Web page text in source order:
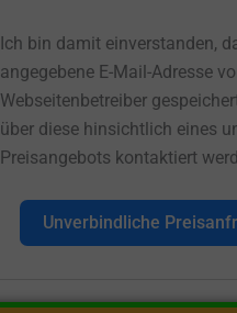
Ich bin damit einverstanden,
angegebene E-Mail-Adresse
Webseitenbetreiber
über diese hinsichtlich eines
Preisangebots kontaktiert
Unverbindliche